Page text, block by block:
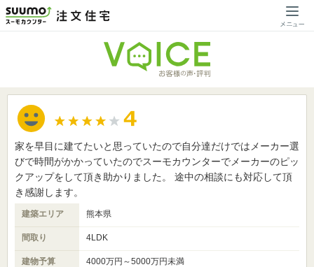
家を早目に建てたいと思っていたので自分達だけではメーカー選
びで時間がかかっていたのでスーモカウンターでメーカーのピッ
クアップをして頂き助かりました。 途中の相談にも対応して頂
き感謝します。
建築エリア 熊本県
間取り 4LDK
建物予算 4000万円～5000万円未満